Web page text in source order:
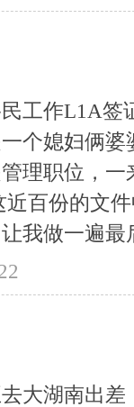
工作L1A签
个媳妇俩
理职位，
百份的文
我做一遍最
大湖南出